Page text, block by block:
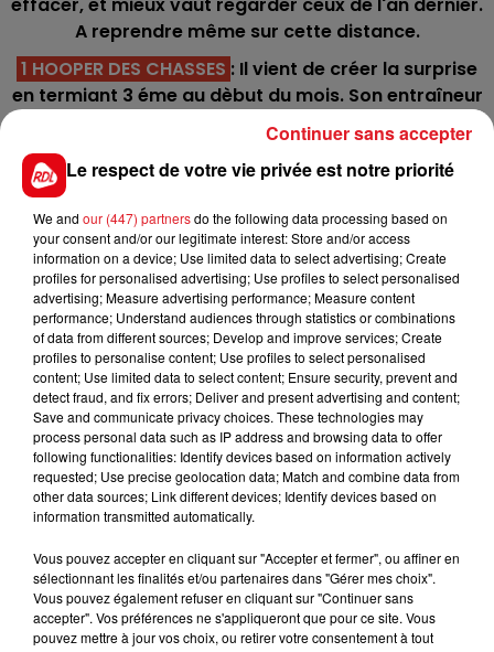
A reprendre même sur cette distance.
1 HOOPER DES CHASSES : Il vient de créer la surprise
en termiant 3 éme au dèbut du mois. Son entraîneur
a peu de chevaux mais ne les courts quà bon
escient.
******* -
En direct des pistes :
FILS D'ACTUS
15 juillet 2026
BÉTHUNE: ENQUÊTE POUR HOMICIDE
Le respect de votre vie privée est notre priorité
We and our (447) partnersdo the following data processing based on
your consent and/or our legitimate interest: Store and/or access
information on a device; Use limited data to select advertising; Create
profiles for personalised advertising; Use profiles to select personalised
advertising; Measure advertising performance; Measure content
performance; Understand audiences through statistics or combinations
of data from different sources; Develop and improve services; Create
profiles to personalise content; Use profiles to select personalised
content; Use limited data to select content; Ensure security, prevent and
detect fraud, and fix errors; Deliver and present advertising and content;
Save and communicate privacy choices. These technologies may
process personal data such as IP address and browsing data to offer
following functionalities: Identify devices based on information actively
requested; Use precise geolocation data; Match and combine data from
other data sources; Link different devices; Identify devices based on
information transmitted automatically.
Vous pouvez accepter en cliquant sur "Accepter et fermer", ou affiner en
sélectionnant les finalités et/ou partenaires dans "Gérer mes choix".
Vous pouvez également refuser en cliquant sur "Continuer sans
accepter". Vos préférences ne s'appliqueront que pour ce site. Vous
pouvez mettre à jour vos choix, ou retirer votre consentement à tout
Continuer sans accepter